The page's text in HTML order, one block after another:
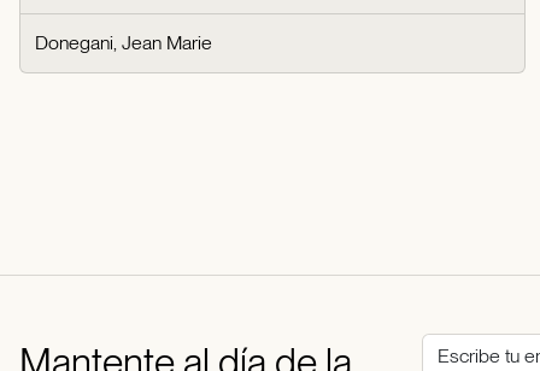
Donegani, Jean Marie